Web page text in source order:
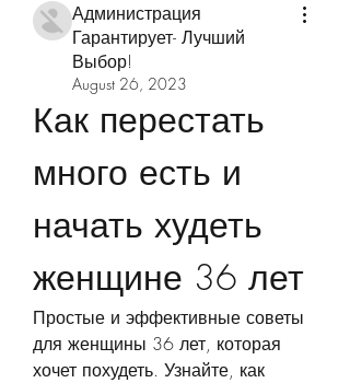
Администрация
Гарантирует- Лучший
Выбор!
August 26, 2023
Как перестать
много есть и
начать худеть
женщине 36 лет
Простые и эффективные советы
для женщины 36 лет, которая
хочет похудеть. Узнайте, как